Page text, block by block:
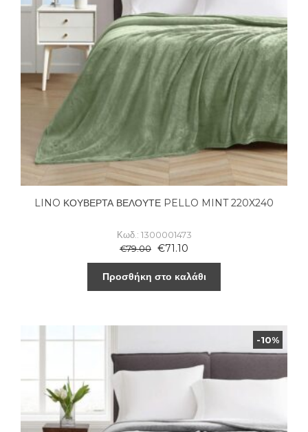
LINO ΚΟΥΒΕΡΤΑ ΒΕΛΟΥΤΕ PELLO MINT 220X240
Κωδ.: 1300001473
€79.00 €71.10
Προσθήκη στο καλάθι
-10%